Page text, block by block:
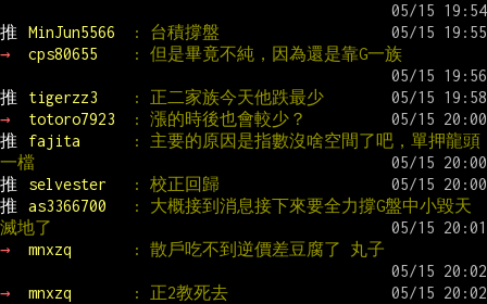
推 MinJun5566
: 台積撐盤
→
cps80655 : 但是畢竟不純，因為還是靠G一族
推 tigerzz3
: 正二家族今天他跌最少
→
totoro7923
: 漲的時後也會較少？
推
fajita
: 主要的原因是指數沒啥空間了吧，單押龍頭
一檔
推
selvester
: 校正回歸
推
as3366700
: 大概接到消息接下來要全力撐G盤中小毀天
滅地了
→
mnxzq : 散戶吃不到逆價差豆腐了 丸子
→ mnxzq
: 正2教死去